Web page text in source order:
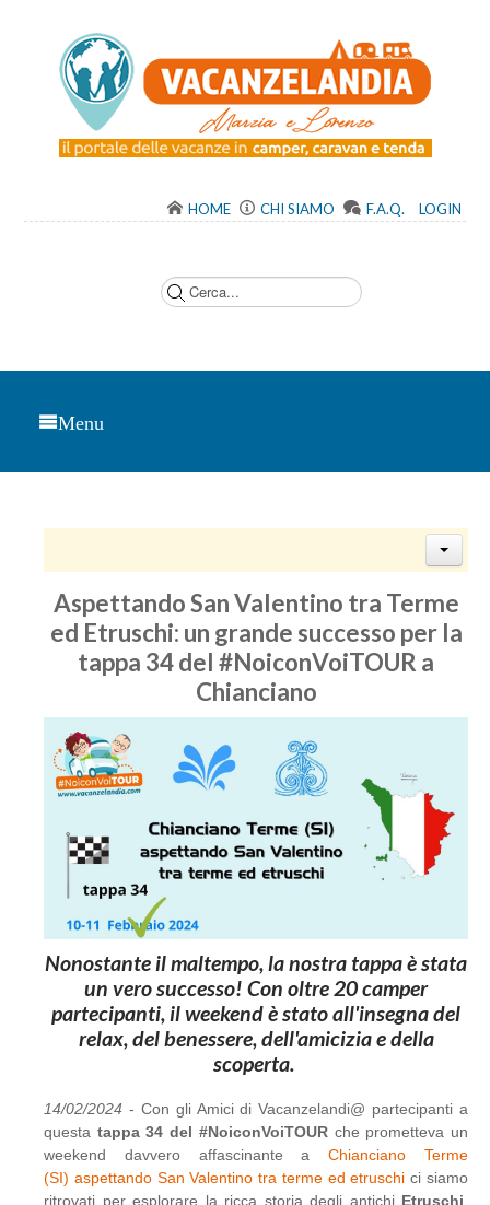
HOME CHI SIAMO F.A.Q. LOGIN
Menu
Aspettando San Valentino tra Terme
ed Etruschi: un grande successo per la
tappa 34 del #NoiconVoiTOUR a
Chianciano
Nonostante il maltempo, la nostra tappa è stata
un vero successo! Con oltre 20 camper
partecipanti, il weekend è stato all'insegna del
relax, del benessere, dell'amicizia e della
scoperta.
14/02/2024 - Con gli Amici di Vacanzelandi@ partecipanti a
questa tappa 34 del #NoiconVoiTOURche prometteva un
weekend davvero affascinante aChianciano Terme
(SI) aspettando San Valentino tra terme ed etruschi ci siamo
ritrovati per esplorare la ricca storia degli antichi Etruschi